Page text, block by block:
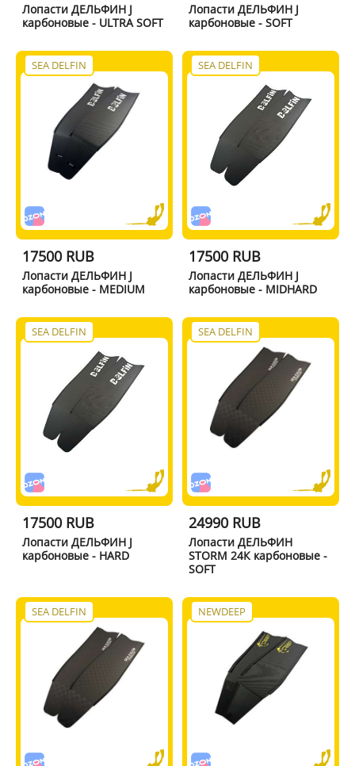
Лопасти ДЕЛЬФИН J
карбоновые - ULTRA SOFT
Лопасти ДЕЛЬФИН J
карбоновые - SOFT
SEA DELFIN
17500 RUB
Лопасти ДЕЛЬФИН J
карбоновые - MEDIUM
SEA DELFIN
17500 RUB
Лопасти ДЕЛЬФИН J
карбоновые - MIDHARD
SEA DELFIN
17500 RUB
Лопасти ДЕЛЬФИН J
карбоновые - HARD
SEA DELFIN
24990 RUB
Лопасти ДЕЛЬФИН
STORM 24К карбоновые -
SOFT
SEA DELFIN NEWDEEP